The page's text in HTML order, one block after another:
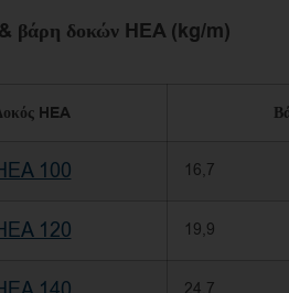
& βάρη δοκών HEA (kg/m)
HEA
100 16,7
120 19,9
24,7